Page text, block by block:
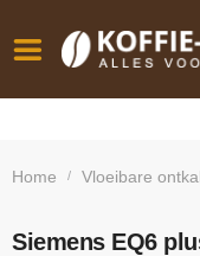
Home / Vloeibare
Siemens EQ6